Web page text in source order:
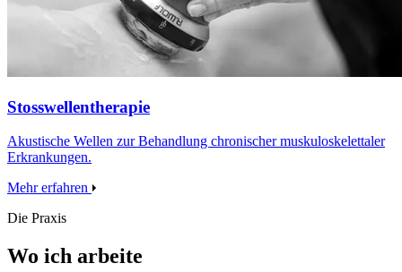
Stosswellentherapie
Akustische Wellen zur Behandlung chronischer muskuloskelettaler
Erkrankungen.
Mehr erfahren
Die Praxis
Wo ich arbeite